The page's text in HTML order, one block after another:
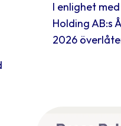
I enlighet
Holding AB:s
2026